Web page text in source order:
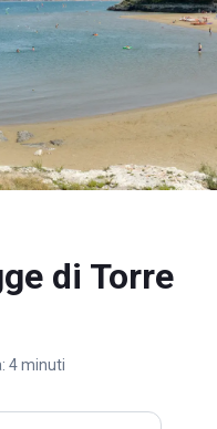
di Torre
4 minuti